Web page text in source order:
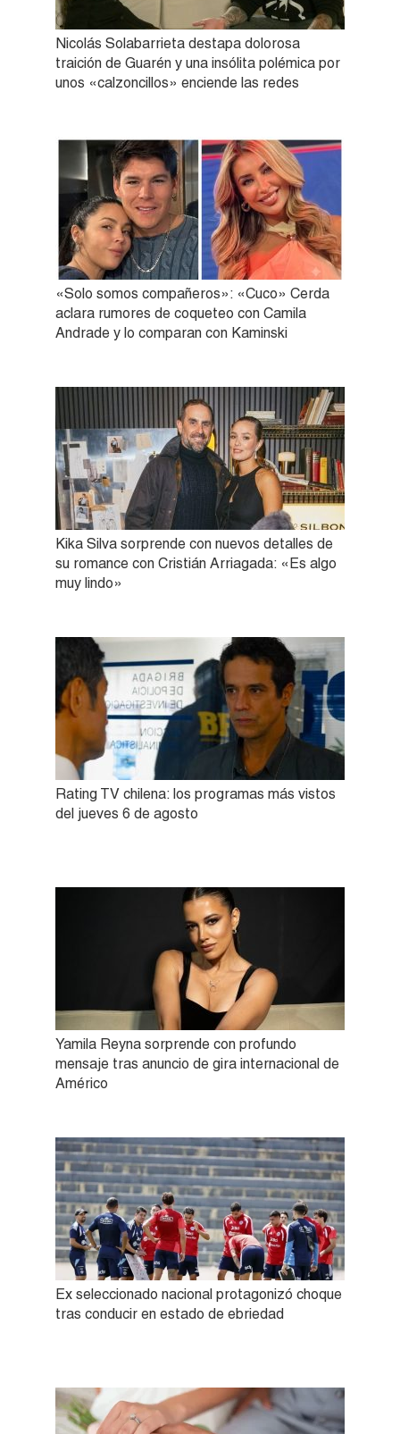
Nicolás Solabarrieta destapa dolorosa
traición de Guarén y una insólita polémica por
unos «calzoncillos» enciende las redes
«Solo somos compañeros»: «Cuco» Cerda
aclara rumores de coqueteo con Camila
Andrade y lo comparan con Kaminski
Kika Silva sorprende con nuevos detalles de
su romance con Cristián Arriagada: «Es algo
muy lindo»
Rating TV chilena: los programas más vistos
del jueves 6 de agosto
Yamila Reyna sorprende con profundo
mensaje tras anuncio de gira internacional de
Américo
Ex seleccionado nacional protagonizó choque
tras conducir en estado de ebriedad